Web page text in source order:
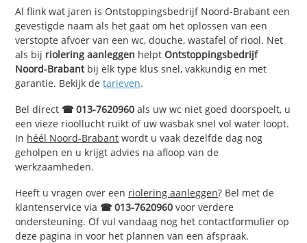
Al flink wat jaren is Ontstoppingsbedrijf Noord-Brabant een
gevestigde naam als het gaat om het oplossen van een
verstopte afvoer van een wc, douche, wastafel of riool. Net
als bij riolering aanleggen helptOntstoppingsbedrijf
Noord-Brabantbij elk type klus snel, vakkundig en met
garantie. Bekijk detarieven.
Bel direct ☎ 013-7620960 als uw wc niet goed doorspoelt, u
een vieze rioollucht ruikt of uw wasbak snel vol water loopt.
In héél Noord-Brabant wordt u vaak dezelfde dag nog
geholpen en u krijgt advies na afloop van de
werkzaamheden.
Heeft u vragen over een riolering aanleggen? Bel met de
klantenservice via ☎ 013-7620960 voor verdere
ondersteuning. Of vul vandaag nog het contactformulier op
deze pagina in voor het plannen van een afspraak.